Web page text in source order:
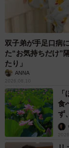
双子弟が手足口病
た“お気持ちだけ”
たり」
ANNA
2026.08.10
食
ず